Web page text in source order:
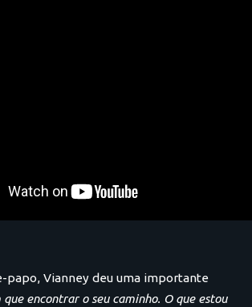
papo, Vianney deu uma importante
que encontrar o seu caminho. O que estou